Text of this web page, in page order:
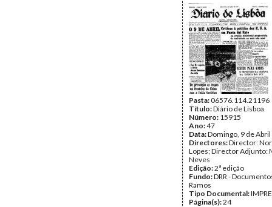
Pasta:06576.114.21196
Título:Diário de Lisboa
Número: 15915
Ano:47
Data:Domingo, 9 de
Directores:Director:
Lopes; Director Adjunto:
Neves
Edição:2ª edição
Fundo:DRR -
Ramos
Tipo Documental:
Página(s):24